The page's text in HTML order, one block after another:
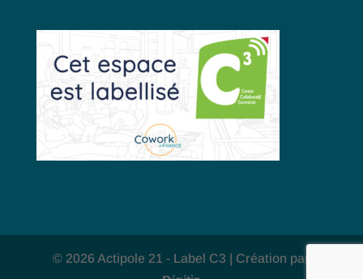
© 2026 Actipole 21 - Label C3 | Création par